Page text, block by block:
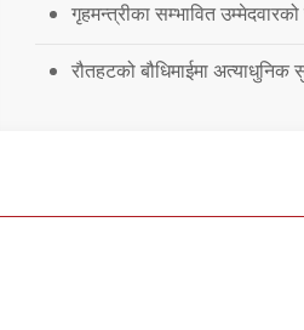
गृहमन्त्रीका सम्भावित
रौतहटको बौधिमाईमा अत्याधुनिक